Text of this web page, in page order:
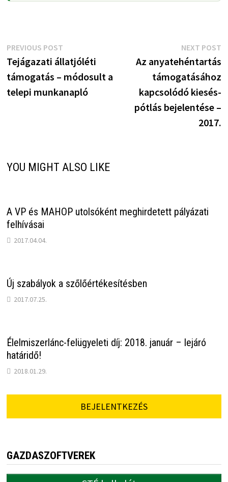
Bejegyzés
navigáció
PREVIOUS POSTPrevious
post:
Tejágazati állatjóléti
támogatás – módosult a
telepi munkanapló
NEXT POST
Az anyatehéntartás
támogatásához
kapcsolódó kiesés-
pótlás bejelentése –
2017.
YOU MIGHT ALSO LIKE
A VP és MAHOP utolsóként meghirdetett pályázati
felhívásai
2017.04.04.
Új szabályok a szőlőértékesítésben
2017.07.25.
Élelmiszerlánc-felügyeleti díj: 2018. január – lejáró
határidő!
2018.01.29.
BEJELENTKEZÉS
GAZDASZOFTVEREK